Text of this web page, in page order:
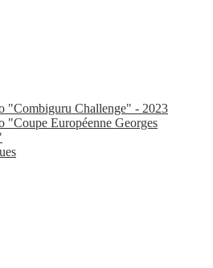
"Combiguru Challenge" - 2023
"Coupe Européenne Georges